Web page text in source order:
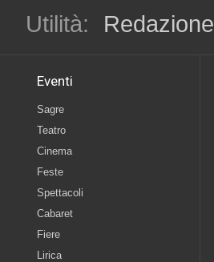
Utilità:
Redazione
Eventi
Sagre
Teatro
Cinema
Feste
Spettacoli
Cabaret
Fiere
Lirica